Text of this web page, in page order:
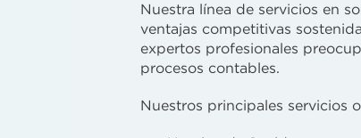
Nuestra línea de servicios en
ventajas competitivas
expertos profesionales
procesos contables.
Nuestros principales servicios